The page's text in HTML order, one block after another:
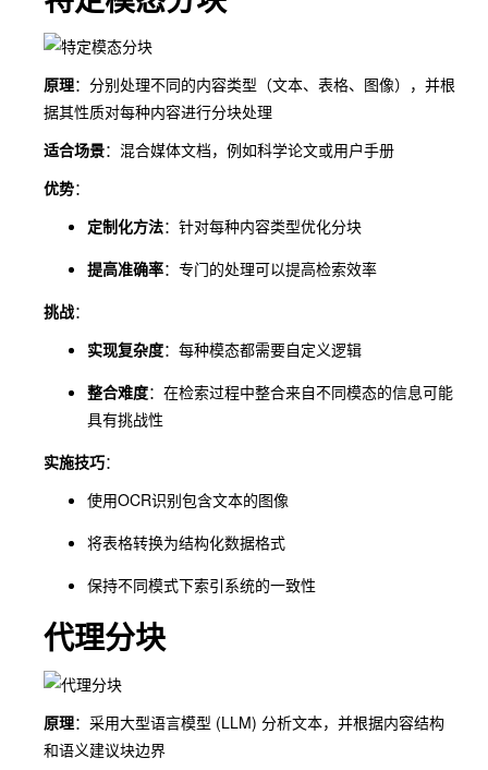
原理：分别处理不同的内容类型（文本、表格、图像），并根
据其性质对每种内容进行分块处理
适合场景：混合媒体文档，例如科学论文或用户手册
优势：
定制化方法：针对每种内容类型优化分块
提高准确率：专门的处理可以提高检索效率
挑战：
实现复杂度：每种模态都需要自定义逻辑
整合难度：在检索过程中整合来自不同模态的信息可能
具有挑战性
实施技巧：
使用OCR识别包含文本的图像
将表格转换为结构化数据格式
保持不同模式下索引系统的一致性
代理分块
原理：采用大型语言模型 (LLM) 分析文本，并根据内容结构
和语义建议块边界